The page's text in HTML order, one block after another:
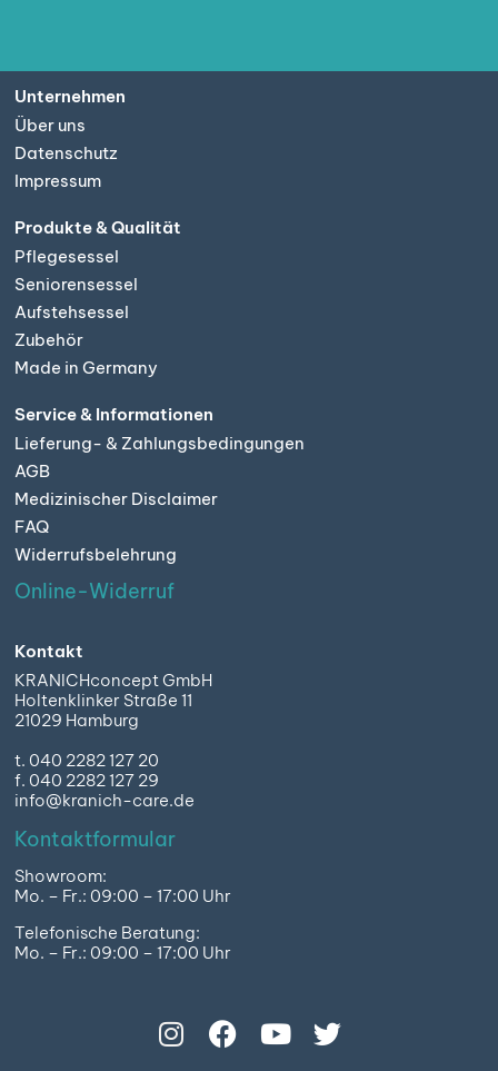
Unternehmen
Über uns
Datenschutz
Impressum
Produkte & Qualität
Pflegesessel
Seniorensessel
Aufstehsessel
Zubehör
Made in Germany
Service & Informationen
Lieferung- & Zahlungsbedingungen
AGB
Medizinischer Disclaimer
FAQ
Widerrufsbelehrung
Online-Widerruf
Kontakt
KRANICHconcept GmbH
Holtenklinker Straße 11
21029 Hamburg
t. 040 2282 127 20
f. 040 2282 127 29
info@kranich-care.de
Kontaktformular
Showroom:
Mo. – Fr.: 09:00 – 17:00 Uhr
Telefonische Beratung:
Mo. – Fr.: 09:00 – 17:00 Uhr